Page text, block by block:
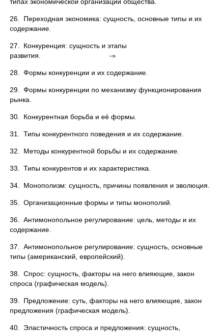
26. Переходная экономика: сущность, основные типы и их
содержание.
27. Конкуренция: сущность и этапы
развития. -»
28. Формы конкуренции и их содержание.
29. Формы конкуренции по механизму функционирования
рынка.
30. Конкурентная борьба и её формы.
31. Типы конкурентного поведения и их содержание.
32. Методы конкурентной борьбы и их содержание.
33. Типы конкурентов и их характеристика.
34. Монополизм: сущность, причины появления и эволюция.
35. Организационные формы и типы монополий.
36. Антимонопольное регулирование: цель, методы и их
содержание.
37. Антимонопольное регулирование: сущность, основные
типы (американский, европейский).
38. Спрос: сущность, факторы на него влияющие, закон
спроса (графическая модель).
39. Предложение: суть, факторы на него влияющие, закон
предложения (графическая модель).
40. Эластичность спроса и предложения: сущность,